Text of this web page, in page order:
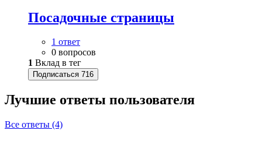
Посадочные страницы
1 ответ
0 вопросов
1 Вклад в тег
Подписаться 716
Лучшие ответы пользователя
Все ответы (4)